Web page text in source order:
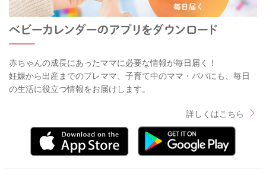
赤ちゃんの成長にあったママに必要な情報が毎日届く！
妊娠から出産までのプレママ、子育て中のママ・パパにも、毎日
の生活に役立つ情報をお届けします。
詳しくはこちら